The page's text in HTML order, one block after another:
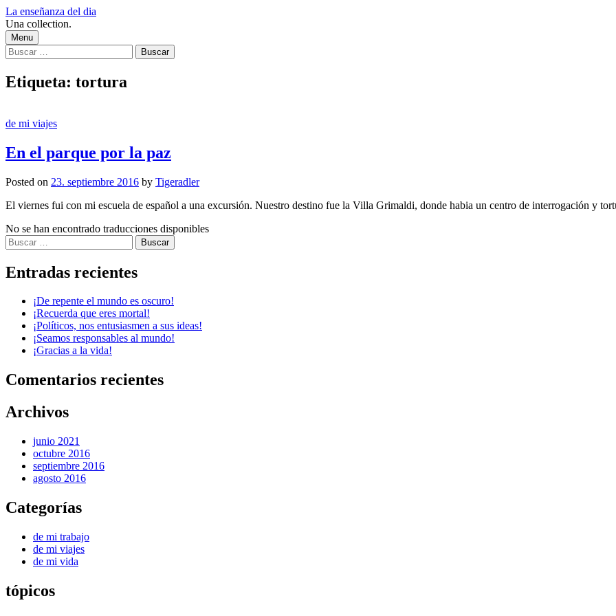
Skip
to
content
La enseñanza del dia
Una collection.
Menu
Buscar:
Etiqueta: tortura
de mi viajes
En el parque por la paz
Posted on 23. septiembre 2016 by Tigeradler
El viernes fui con mi escuela de español a una excursión. Nuestro destino fue la Villa Grimaldi, donde habia un centro de interrogación y
No se han encontrado traducciones disponibles
Buscar:
Entradas recientes
¡De repente el mundo es oscuro!
¡Recuerda que eres mortal!
¡Políticos, nos entusiasmen a sus ideas!
¡Seamos responsables al mundo!
¡Gracias a la vida!
Comentarios recientes
Archivos
junio 2021
octubre 2016
septiembre 2016
agosto 2016
Categorías
de mi trabajo
de mi viajes
de mi vida
tópicos